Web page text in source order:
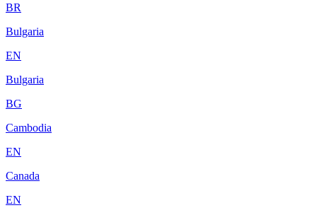
BR
Bulgaria
EN
Bulgaria
BG
Cambodia
EN
Canada
EN